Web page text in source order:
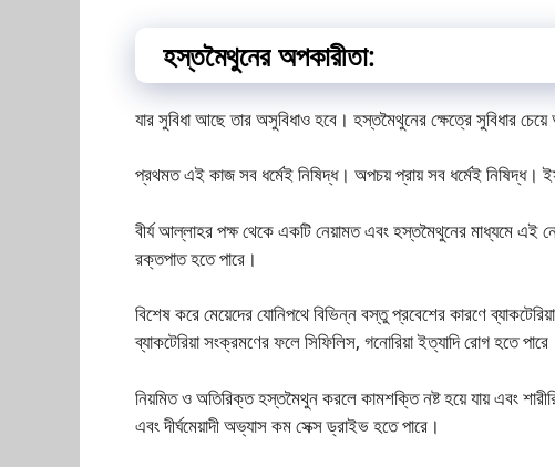
হস্তমৈথুনের অপকারীতা:
যার সুবিধা আছে তার অসুবিধাও হবে। হস্তমৈথুনের ক্ষেত্রে সুবিধার চেয়ে
প্রথমত এই কাজ সব ধর্মেই নিষিদ্ধ। অপচয় প্রায় সব ধর্মেই নিষিদ্ধ।
বীর্য আল্লাহর পক্ষ থেকে একটি নেয়ামত এবং হস্তমৈথুনের মাধ্যমে এই
রক্তপাত হতে পারে।
বিশেষ করে মেয়েদের যোনিপথে বিভিন্ন বস্তু প্রবেশের কারণে
ব্যাকটেরিয়া সংক্রমণের ফলে সিফিলিস, গনোরিয়া ইত্যাদি রোগ হতে
নিয়মিত ও অতিরিক্ত হস্তমৈথুন করলে কামশক্তি নষ্ট হয়ে যায় এবং
এবং দীর্ঘমেয়াদী অভ্যাস কম সেক্স ড্রাইভ হতে পারে।